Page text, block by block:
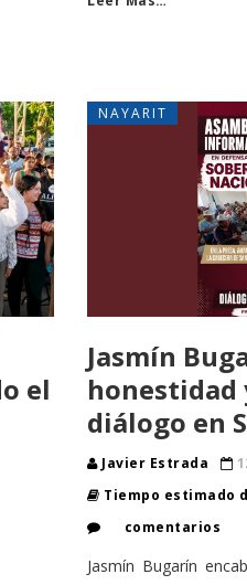
el
NAYARIT
Jasmín
honestidad
diálogo en
Javier Estrada
Tiempo estimado
comentarios
Jasmín Bugarín